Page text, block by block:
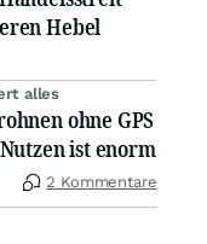
Hebel
alles
ohne GPS
ist enorm
2 Kommentare